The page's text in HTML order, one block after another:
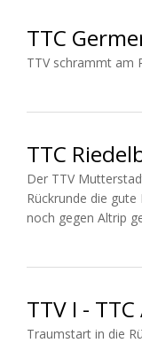
TTC
TTV schrammt am
TTC
Der TTV
Rückrunde die
noch gegen Altrip
TTV I -
Traumstart in die